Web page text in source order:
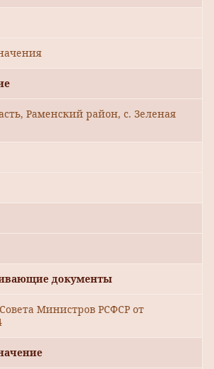
Раменский район, с. Зеленая
документы
Министров РСФСР от